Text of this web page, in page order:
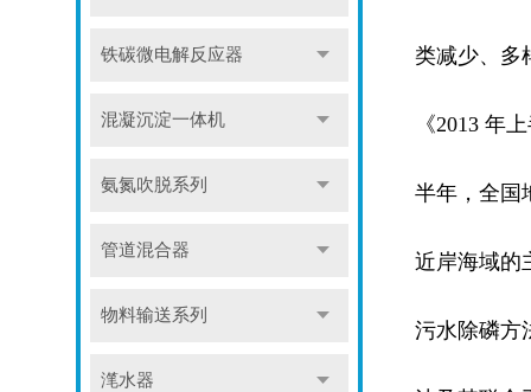
铁碳微电解反应器
混凝沉淀一体机
氨氮吹脱系列
管道混合器
物料输送系列
滗水器
类减少、多
《2013 年
半年，全国
近岸海域的
污水除磷方